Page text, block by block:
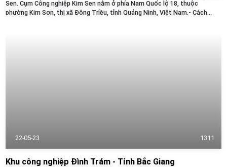
Sen. Cụm Công nghiệp Kim Sen nằm ở phía Nam Quốc lộ 18, thuộc
phường Kim Sơn, thị xã Đông Triều, tỉnh Quảng Ninh, Việt Nam.- Cách
22-05-23 1311
Khu công nghiệp Đình Trám - Tỉnh Bắc Giang